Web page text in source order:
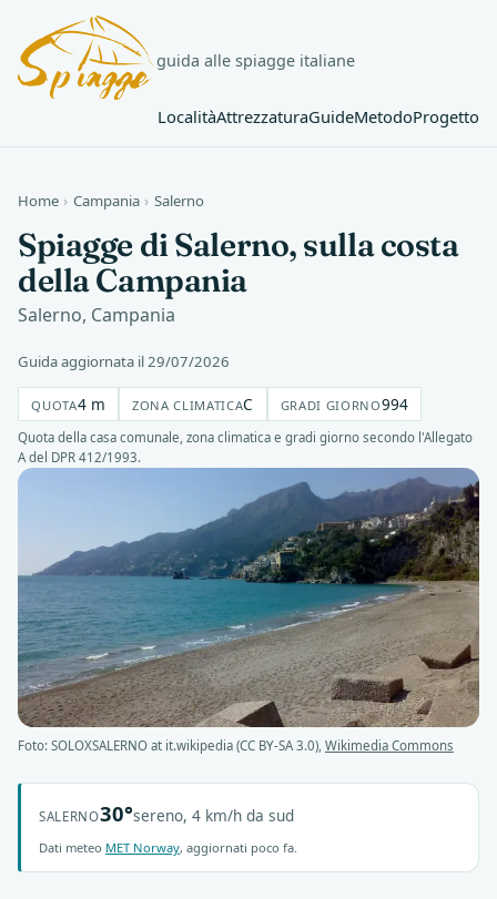
guida alle spiagge italiane
LocalitàAttrezzaturaGuideMetodoProgetto
Home › Campania › Salerno
Spiagge di Salerno, sulla costa
della Campania
Salerno, Campania
Guida aggiornata il 29/07/2026
QUOTA4 m ZONA CLIMATICAC GRADI GIORNO994
Quota della casa comunale, zona climatica e gradi giorno secondo l'Allegato
A del DPR 412/1993.
Foto: SOLOXSALERNO at it.wikipedia (CC BY-SA 3.0), Wikimedia Commons
SALERNO30°sereno, 4 km/h da sud
Dati meteo MET Norway, aggiornati poco fa.